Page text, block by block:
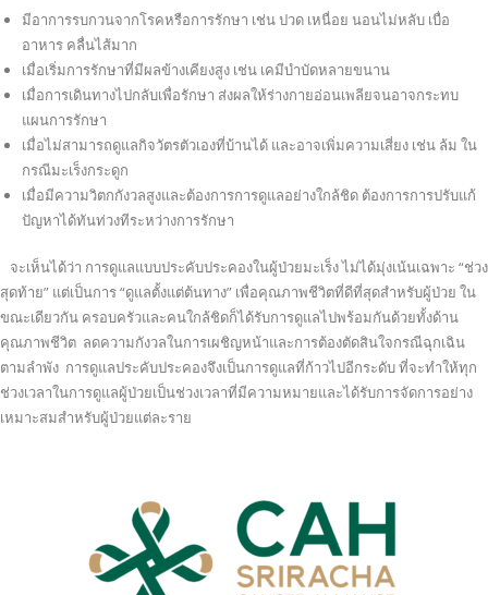
มีอาการรบกวนจากโรคหรือการรักษา เช่น ปวด เหนื่อย นอนไม่หลับ เบื่อ
อาหาร คลื่นไส้มาก
เมื่อเริ่มการรักษาที่มีผลข้างเคียงสูง เช่น เคมีบำบัดหลายขนาน
เมื่อการเดินทางไปกลับเพื่อรักษา ส่งผลให้ร่างกายอ่อนเพลียจนอาจกระทบ
แผนการรักษา
เมื่อไม่สามารถดูแลกิจวัตรตัวเองที่บ้านได้ และอาจเพิ่มความเสี่ยง เช่น ล้ม ใน
กรณีมะเร็งกระดูก
เมื่อมีความวิตกกังวลสูงและต้องการการดูแลอย่างใกล้ชิด ต้องการการปรับแก้
ปัญหาได้ทันท่วงทีระหว่างการรักษา
จะเห็นได้ว่า การดูแลแบบประคับประคองในผู้ป่วยมะเร็ง ไม่ได้มุ่งเน้นเฉพาะ “ช่วง
สุดท้าย” แต่เป็นการ “ดูแลตั้งแต่ต้นทาง” เพื่อคุณภาพชีวิตที่ดีที่สุดสำหรับผู้ป่วย ใน
ขณะเดียวกัน ครอบครัวและคนใกล้ชิดก็ได้รับการดูแลไปพร้อมกันด้วยทั้งด้าน
คุณภาพชีวิต ลดความกังวลในการเผชิญหน้าและการต้องตัดสินใจกรณีฉุกเฉิน
ตามลำพัง การดูแลประคับประคองจึงเป็นการดูแลที่ก้าวไปอีกระดับ ที่จะทำให้ทุก
ช่วงเวลาในการดูแลผู้ป่วยเป็นช่วงเวลาที่มีความหมายและได้รับการจัดการอย่าง
เหมาะสมสำหรับผู้ป่วยแต่ละราย